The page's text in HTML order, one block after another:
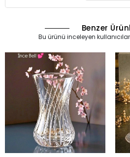
Benzer
Bu ürünü inceleyen